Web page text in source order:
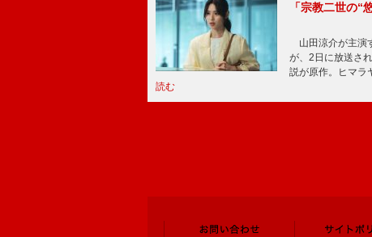
「宗教二世の“
山田涼介が主演
が、2日に放送さ
説が原作。ヒマラ
読む